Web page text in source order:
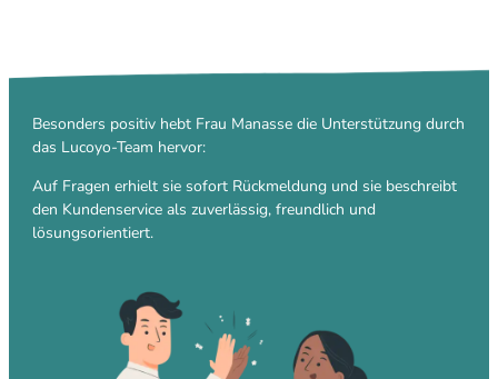
Besonders positiv hebt Frau Manasse die Unterstützung durch
das Lucoyo-Team hervor:
Auf Fragen erhielt sie sofort Rückmeldung und sie beschreibt
den Kundenservice als zuverlässig, freundlich und
lösungsorientiert.